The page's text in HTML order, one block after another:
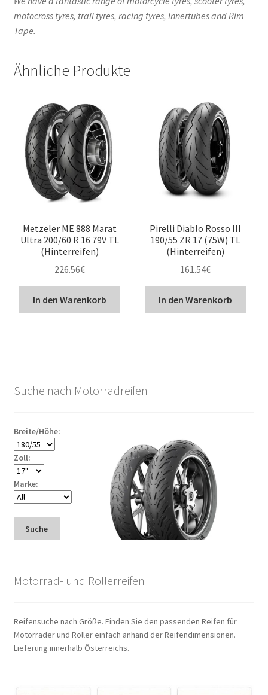
motocross tyres, trail tyres, racing tyres, Innertubes and Rim
Tape.
Ähnliche Produkte
Metzeler ME 888 Marat
Ultra 200/60 R 16 79V TL
(Hinterreifen)
226.56€
In den Warenkorb
Pirelli Diablo Rosso III
190/55 ZR 17 (75W) TL
(Hinterreifen)
161.54€
In den Warenkorb
Suche nach Motorradreifen
Breite/Höhe:
Zoll:
Marke:
Suche
Motorrad- und Rollerreifen
Reifensuche nach Größe. Finden Sie den passenden Reifen für
Motorräder und Roller einfach anhand der Reifendimensionen.
Lieferung innerhalb Österreichs.